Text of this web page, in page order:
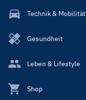
Technik & Mobilität
Gesundheit
Leben & Lifestyle
Shop